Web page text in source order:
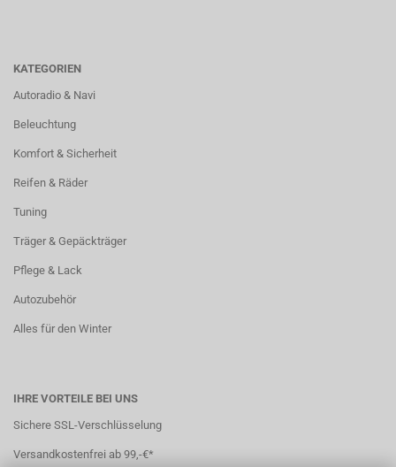
KATEGORIEN
Autoradio & Navi
Beleuchtung
Komfort & Sicherheit
Reifen & Räder
Tuning
Träger & Gepäckträger
Pflege & Lack
Autozubehör
Alles für den Winter
IHRE VORTEILE BEI UNS
Sichere SSL-Verschlüsselung
Versandkostenfrei ab 99,-€*